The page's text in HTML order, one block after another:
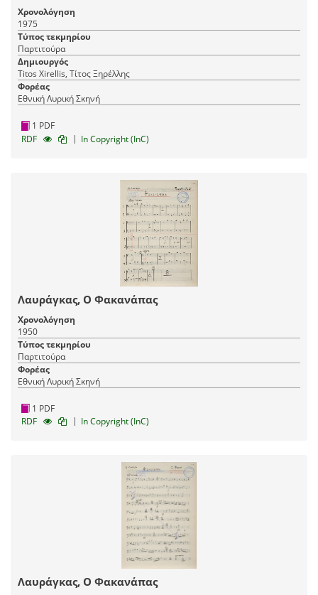
Χρονολόγηση
1975
Τύπος τεκμηρίου
Παρτιτούρα
Δημιουργός
Titos Xirellis, Τίτος Ξηρέλλης
Φορέας
Εθνική Λυρική Σκηνή
1 PDF
RDF
| In Copyright (InC)
Λαυράγκας, Ο Φακανάπας
Χρονολόγηση
1950
Τύπος τεκμηρίου
Παρτιτούρα
Φορέας
Εθνική Λυρική Σκηνή
1 PDF
RDF
| In Copyright (InC)
Λαυράγκας, Ο Φακανάπας